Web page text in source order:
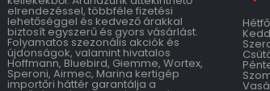
elrendezéssel, többféle fizetési
lehetőséggel és kedvező árakkal
biztosít egyszerű és gyors vásárlást.
Folyamatos szezonális akciók és
újdonságok, valamint hivatalos
Hoffmann, Bluebird, Giemme, Wortex,
Speroni, Airmec, Marina kertigép
importőri háttér garantálja a